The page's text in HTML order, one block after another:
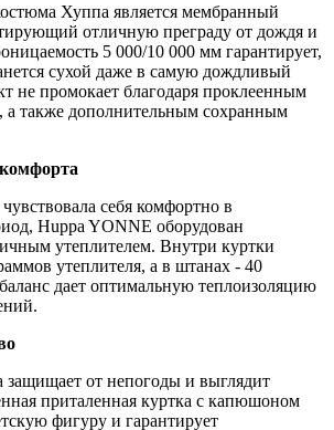
Хуппа является мембранный
отличную преграду от дождя и
5 000/10 000 мм гарантирует,
сухой даже в самую дождливый
не промокает благодаря проклеенным
также дополнительным сохранным
себя комфортно в
Huppa YONNE оборудован
утеплителем. Внутри куртки
утеплителя, а в штанах - 40
дает оптимальную теплоизоляцию
от непогоды и выглядит
приталенная куртка с капюшоном
фигуру и гарантирует